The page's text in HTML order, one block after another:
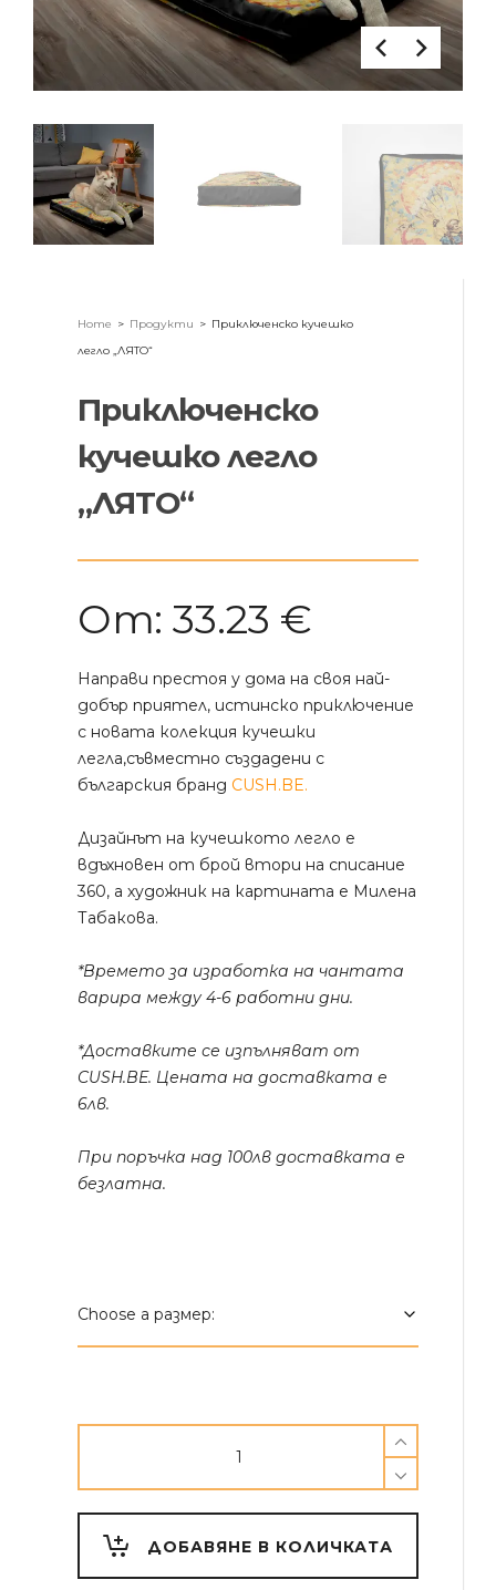
Home > Продукти > Приключенско кучешко
легло „ЛЯТО“
Приключенско
кучешко легло
„ЛЯТО“
От: 33.23 €
Направи престоя у дома на своя най-
добър приятел, истинско приключение
с новата колекция кучешки
легла,съвместно създадени с
българския бранд CUSH.BE.
Дизайнът на кучешкото легло е
вдъхновен от брой втори на списание
360, а художник на картината е Милена
Табакова.
*Времето за изработка на чантата
варира между 4-6 работни дни.
*Доставките се изпълняват от
CUSH.BE. Цената на доставката е
6лв.
При поръчка над 100лв доставката е
безлатна.
легло
"ЛЯТО"
quantity
ДОБАВЯНЕ В КОЛИЧКАТА